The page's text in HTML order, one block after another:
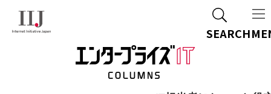
SEARCH
関連資料DL